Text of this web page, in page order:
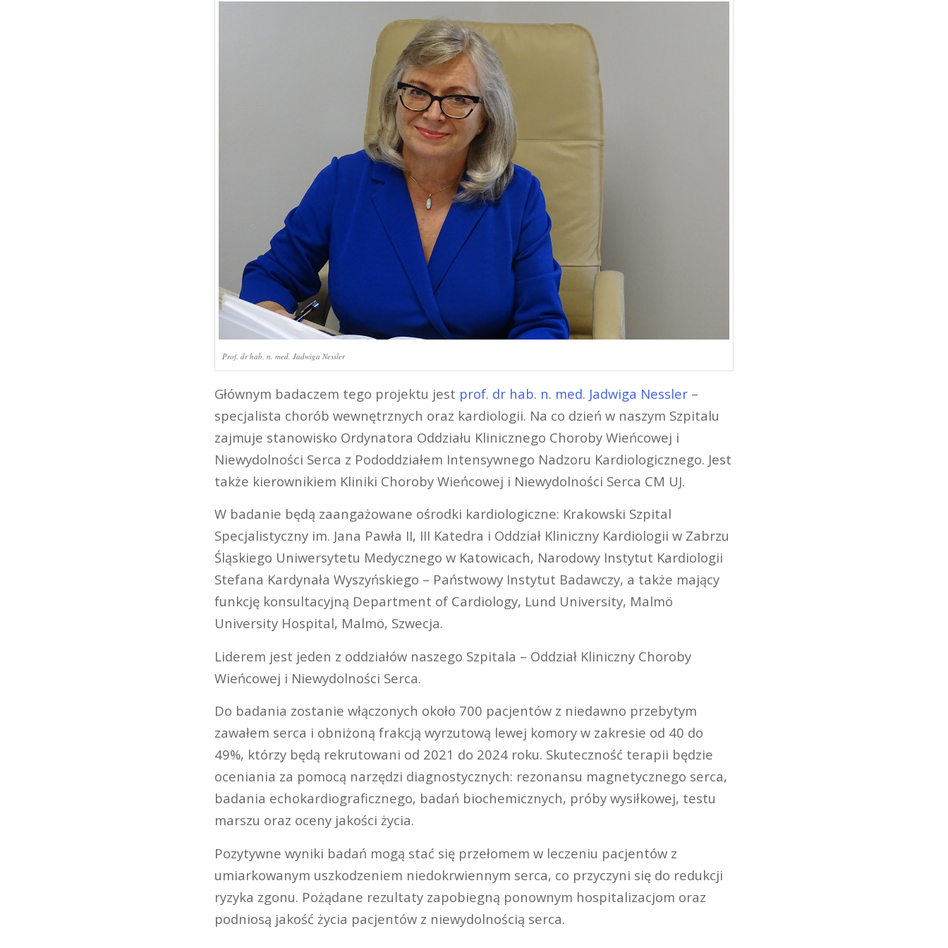
Prof. dr hab. n. med. Jadwiga Nessler
Głównym badaczem tego projektu jest prof. dr hab. n. med. Jadwiga Nessler –
specjalista chorób wewnętrznych oraz kardiologii. Na co dzień w naszym Szpitalu
zajmuje stanowisko Ordynatora Oddziału Klinicznego Choroby Wieńcowej i
Niewydolności Serca z Pododdziałem Intensywnego Nadzoru Kardiologicznego. Jest
także kierownikiem Kliniki Choroby Wieńcowej i Niewydolności Serca CM UJ.
W badanie będą zaangażowane ośrodki kardiologiczne: Krakowski Szpital
Specjalistyczny im. Jana Pawła II, III Katedra i Oddział Kliniczny Kardiologii w Zabrzu
Śląskiego Uniwersytetu Medycznego w Katowicach, Narodowy Instytut Kardiologii
Stefana Kardynała Wyszyńskiego – Państwowy Instytut Badawczy, a także mający
funkcję konsultacyjną Department of Cardiology, Lund University, Malmö
University Hospital, Malmö, Szwecja.
Liderem jest jeden z oddziałów naszego Szpitala – Oddział Kliniczny Choroby
Wieńcowej i Niewydolności Serca.
Do badania zostanie włączonych około 700 pacjentów z niedawno przebytym
zawałem serca i obniżoną frakcją wyrzutową lewej komory w zakresie od 40 do
49%, którzy będą rekrutowani od 2021 do 2024 roku. Skuteczność terapii będzie
oceniania za pomocą narzędzi diagnostycznych: rezonansu magnetycznego serca,
badania echokardiograficznego, badań biochemicznych, próby wysiłkowej, testu
marszu oraz oceny jakości życia.
Pozytywne wyniki badań mogą stać się przełomem w leczeniu pacjentów z
umiarkowanym uszkodzeniem niedokrwiennym serca, co przyczyni się do redukcji
ryzyka zgonu. Pożądane rezultaty zapobiegną ponownym hospitalizacjom oraz
podniosą jakość życia pacjentów z niewydolnością serca.